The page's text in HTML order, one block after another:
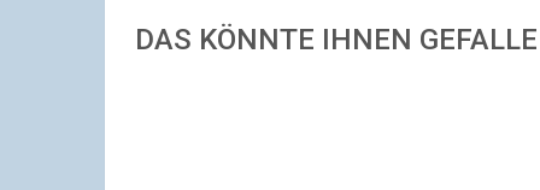
DAS KÖNNTE IHNEN